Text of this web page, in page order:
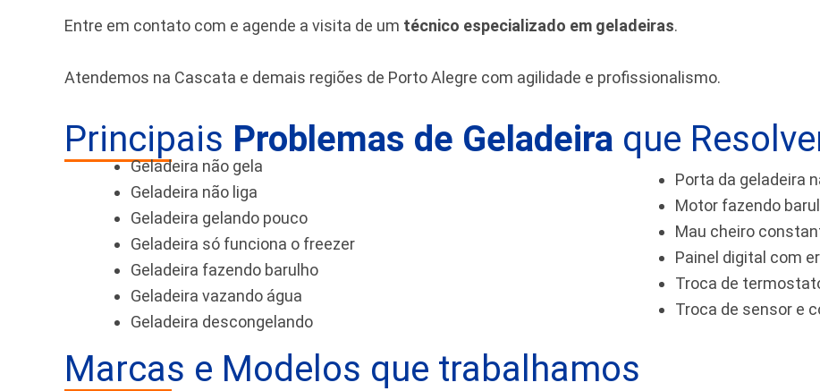
Entre em contato com e agende a visita de um técnico especializado em geladeiras.
Atendemos na Cascata e demais regiões de Porto Alegre com agilidade e profissionalismo.
Principais Problemas de Geladeira que
Geladeira não gela
Geladeira não liga
Geladeira gelando pouco
Geladeira só funciona o freezer
Geladeira fazendo barulho
Geladeira vazando água
Geladeira descongelando
Porta da geladeira
Motor fazendo
Mau cheiro
Painel digital com
Troca de
Troca de sensor e
Marcas e Modelos que trabalhamos